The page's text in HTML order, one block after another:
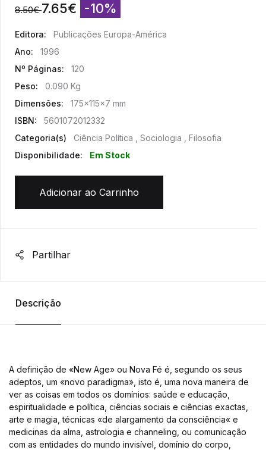
8.50€ 7.65€ -10%
Editora:
Publicações Europa-América
Ano:
1996
Nº Páginas:
120
Peso:
0.090 Kg
Dimensões:
175x115x7 mm
ISBN:
5601072012332
Categoria(s)
Ciência Política , Sociologia , Filosofia
Disponibilidade:
Em Stock
Adicionar ao Carrinho
Partilhar
Descrição
A definição de «New Age» ou Nova Fé é, segundo os seus
adeptos, um «novo paradigma», isto é, uma nova maneira de
ver as coisas em todos os domínios: saúde e educação,
espiritualidade e política, ciências sociais e ciências exactas,
arte e magia, técnicas «de alargamento da consciência« e
medicinas da alma, astrologia e channeling, ou comunicação
com as entidades do mundo invisível, domínio do corpo,